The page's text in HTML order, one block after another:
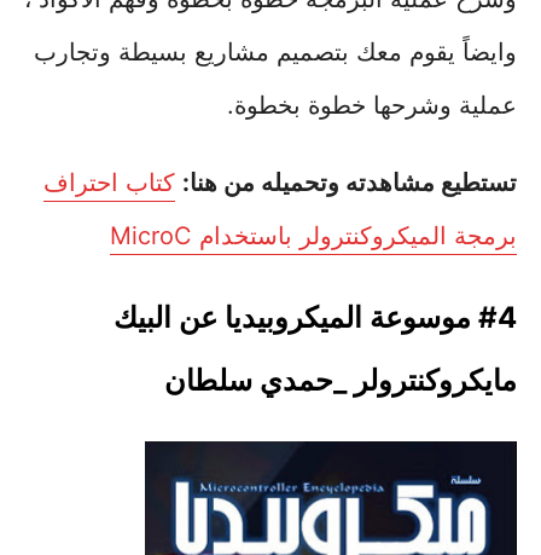
وايضاً يقوم معك بتصميم مشاريع بسيطة وتجارب
عملية وشرحها خطوة بخطوة.
تستطيع مشاهدته وتحميله من هنا: كتاب احتراف
برمجة الميكروكنترولر باستخدام MicroC
#4 موسوعة الميكروبيديا عن البيك
مايكروكنترولر _حمدي سلطان